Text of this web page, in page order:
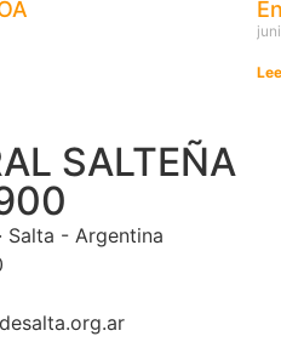
SALTEÑA
Salta - Argentina